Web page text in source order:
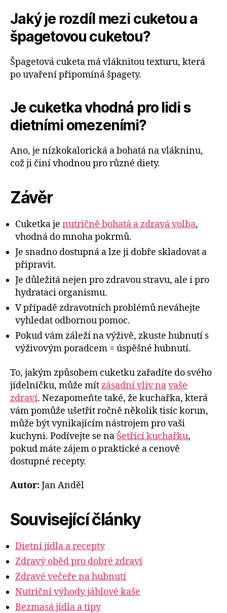
Jaký je rozdíl mezi cuketou a
špagetovou cuketou?
Špagetová cuketa má vláknitou texturu, která
po uvaření připomíná špagety.
Je cuketka vhodná pro lidi s
dietními omezeními?
Ano, je nízkokalorická a bohatá na vlákninu,
což ji činí vhodnou pro různé diety.
Závěr
Cuketka je nutričně bohatá a zdravá volba,
vhodná do mnoha pokrmů.
Je snadno dostupná a lze ji dobře skladovat a
připravit.
Je důležitá nejen pro zdravou stravu, ale i pro
hydrataci organismu.
V případě zdravotních problémů neváhejte
vyhledat odbornou pomoc.
Pokud vám záleží na výživě, zkuste hubnutí s
výživovým poradcem = úspěšné hubnutí.
To, jakým způsobem cuketku zařadíte do svého
jídelníčku, může mítzásadní vliv navaše
zdraví. Nezapomeňte také, že kuchařka, která
vám pomůže ušetřit ročně několik tisíc korun,
může být vynikajícím nástrojem pro vaši
kuchyni. Podívejte se na Šetřící kuchařku,
pokud máte zájem o praktické a cenově
dostupné recepty.
Autor:Jan Anděl
Související články
Dietní jídla a recepty
Zdravý oběd pro dobré zdraví
Zdravé večeře na hubnutí
Nutriční výhody jáhlové kaše
Bezmasá jídla a tipy